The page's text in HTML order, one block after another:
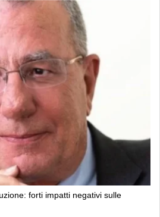
forti impatti negativi sulle